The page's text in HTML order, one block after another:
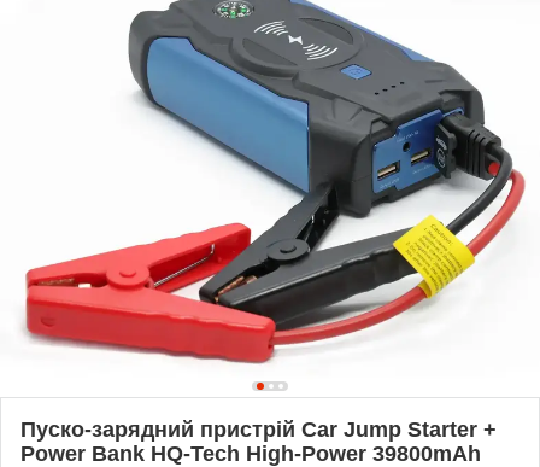
Пуско-зарядний пристрій Car Jump Starter +
Power Bank HQ-Tech High-Power 39800mAh